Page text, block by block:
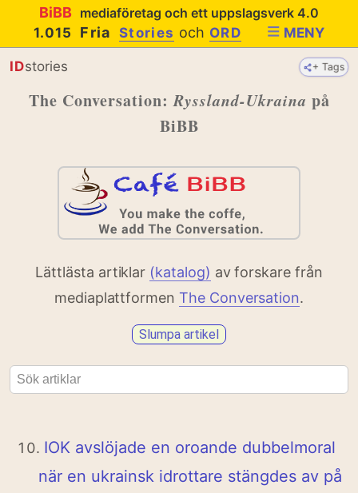
BiBB mediaföretag och ett uppslagsverk 4.0
1.015
FriaStories och ORD MENY
+ Tags
IDstories
The Conversation:Ryssland-Ukraina på
BiBB
Lättlästa artiklar (katalog) av forskare från
mediaplattformen The Conversation.
Slumpa artikel
IOK avslöjade en oroande dubbelmoral
när en ukrainsk idrottare stängdes av på